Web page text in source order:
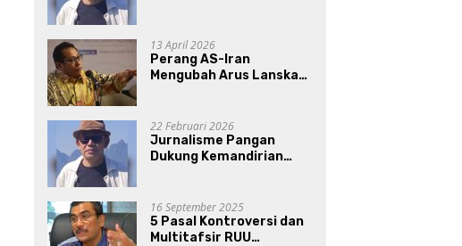
13 April 2026
Perang AS-Iran
Mengubah Arus Lanskap
Prabowo-Gibran?
22 Februari 2026
Jurnalisme Pangan
Dukung Kemandirian
16 September 2025
5 Pasal Kontroversi dan
Multitafsir RUU